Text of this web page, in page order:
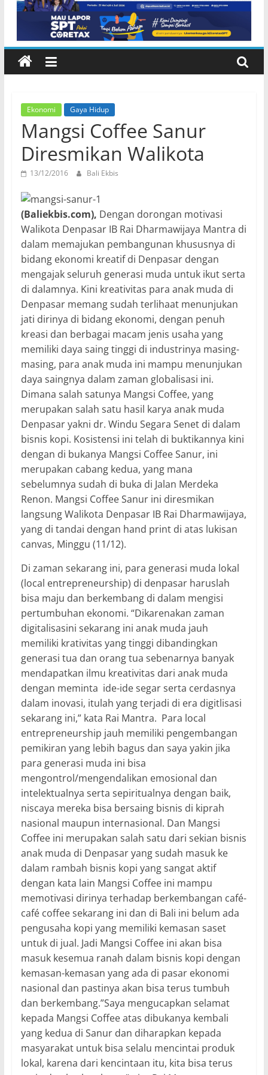
Ekonomi Gaya Hidup
Mangsi Coffee Sanur
Diresmikan Walikota
13/12/2016 Bali Ekbis
(Baliekbis.com), Dengan dorongan motivasi
Walikota Denpasar IB Rai Dharmawijaya Mantra di
dalam memajukan pembangunan khususnya di
bidang ekonomi kreatif di Denpasar dengan
mengajak seluruh generasi muda untuk ikut serta
di dalamnya. Kini kreativitas para anak muda di
Denpasar memang sudah terlihaat menunjukan
jati dirinya di bidang ekonomi, dengan penuh
kreasi dan berbagai macam jenis usaha yang
memiliki daya saing tinggi di industrinya masing-
masing, para anak muda ini mampu menunjukan
daya saingnya dalam zaman globalisasi ini.
Dimana salah satunya Mangsi Coffee, yang
merupakan salah satu hasil karya anak muda
Denpasar yakni dr. Windu Segara Senet di dalam
bisnis kopi. Kosistensi ini telah di buktikannya kini
dengan di bukanya Mangsi Coffee Sanur, ini
merupakan cabang kedua, yang mana
sebelumnya sudah di buka di Jalan Merdeka
Renon. Mangsi Coffee Sanur ini diresmikan
langsung Walikota Denpasar IB Rai Dharmawijaya,
yang di tandai dengan hand print di atas lukisan
canvas, Minggu (11/12).
Di zaman sekarang ini, para generasi muda lokal
(local entrepreneurship) di denpasar haruslah
bisa maju dan berkembang di dalam mengisi
pertumbuhan ekonomi. “Dikarenakan zaman
digitalisasini sekarang ini anak muda jauh
memiliki krativitas yang tinggi dibandingkan
generasi tua dan orang tua sebenarnya banyak
mendapatkan ilmu kreativitas dari anak muda
dengan meminta ide-ide segar serta cerdasnya
dalam inovasi, itulah yang terjadi di era digitlisasi
sekarang ini,” kata Rai Mantra. Para local
entrepreneurship jauh memiliki pengembangan
pemikiran yang lebih bagus dan saya yakin jika
para generasi muda ini bisa
mengontrol/mengendalikan emosional dan
intelektualnya serta sepiritualnya dengan baik,
niscaya mereka bisa bersaing bisnis di kiprah
nasional maupun internasional. Dan Mangsi
Coffee ini merupakan salah satu dari sekian bisnis
anak muda di Denpasar yang sudah masuk ke
dalam rambah bisnis kopi yang sangat aktif
dengan kata lain Mangsi Coffee ini mampu
memotivasi dirinya terhadap berkembangan café-
café coffee sekarang ini dan di Bali ini belum ada
pengusaha kopi yang memiliki kemasan saset
untuk di jual. Jadi Mangsi Coffee ini akan bisa
masuk kesemua ranah dalam bisnis kopi dengan
kemasan-kemasan yang ada di pasar ekonomi
nasional dan pastinya akan bisa terus tumbuh
dan berkembang.”Saya mengucapkan selamat
kepada Mangsi Coffee atas dibukanya kembali
yang kedua di Sanur dan diharapkan kepada
masyarakat untuk bisa selalu mencintai produk
lokal, karena dari kencintaan itu, kita bisa terus